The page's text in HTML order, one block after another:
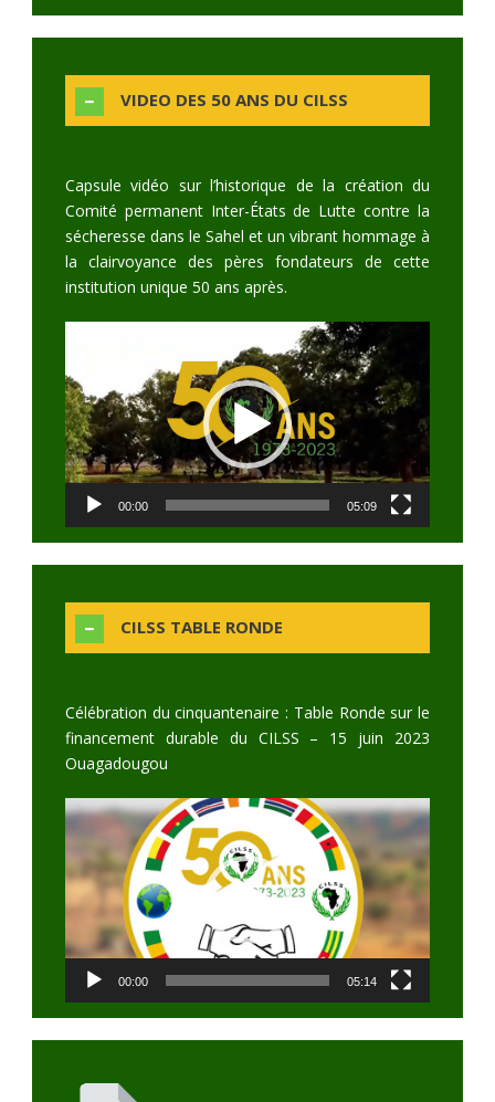
VIDEO DES 50 ANS DU CILSS
Capsule vidéo sur l’historique de la création du
Comité permanent Inter-États de Lutte contre la
sécheresse dans le Sahel et un vibrant hommage à
la clairvoyance des pères fondateurs de cette
institution unique 50 ans après.
00:00 05:09
CILSS TABLE RONDE
Célébration du cinquantenaire : Table Ronde sur le
financement durable du CILSS – 15 juin 2023
Ouagadougou
Video
Player
00:00 05:14